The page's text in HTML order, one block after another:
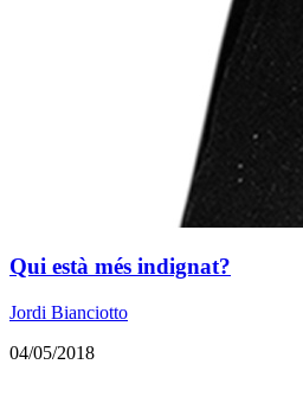
Qui està més indignat?
Jordi Bianciotto
04/05/2018